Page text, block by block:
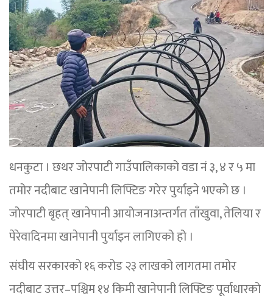
धनकुटा । छथर जोरपाटी गाउँपालिकाको वडा नं ३, ४ र ५ मा
तमोर नदीबाट खानेपानी लिफ्टिङ गरेर पुर्याइने भएको छ ।
जोरपाटी बृहत् खानेपानी आयोजनाअन्तर्गत ताँखुवा, तेलिया र
पेरेवादिनमा खानेपानी पुर्याइन लागिएको हो ।
संघीय सरकारको १६ करोड २३ लाखको लागतमा तमोर
नदीबाट उत्तर–पश्चिम १४ किमी खानेपानी लिफ्टिङ पूर्वाधारको